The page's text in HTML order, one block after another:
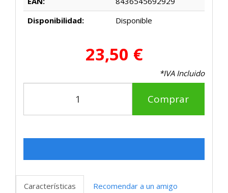
Disponibilidad:
Disponible
23,50 €
*IVA Incluido
Comprar
Características Recomendar a un amigo